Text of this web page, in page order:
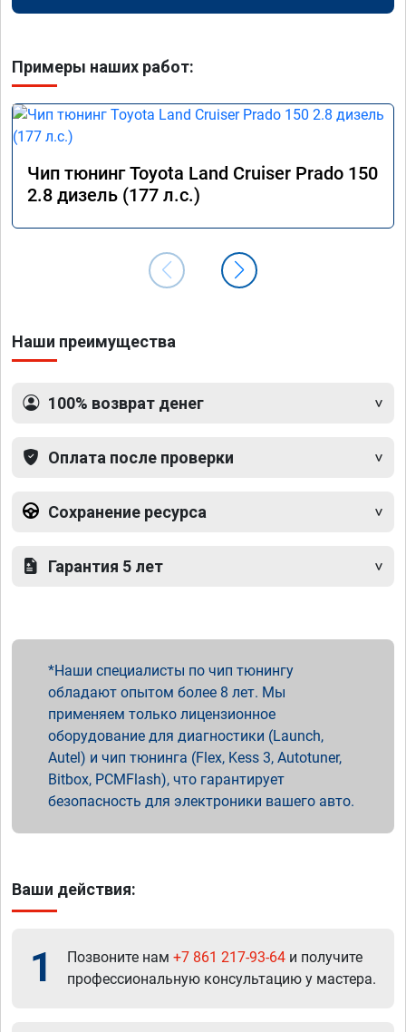
Примеры наших работ:
Чип тюнинг Toyota Land Cruiser Prado 150
2.8 дизель (177 л.с.)
Наши преимущества
100% возврат денег
Оплата после проверки
Сохранение ресурса
Гарантия 5 лет
Наши специалисты по чип тюнингу
обладают опытом более 8 лет. Мы
применяем только лицензионное
оборудование для диагностики (Launch,
Autel) и чип тюнинга (Flex, Kess 3, Autotuner,
Bitbox, PCMFlash), что гарантирует
безопасность для электроники вашего авто.
Ваши действия:
1 Позвоните нам +7 861 217-93-64 и получите
профессиональную консультацию у мастера.